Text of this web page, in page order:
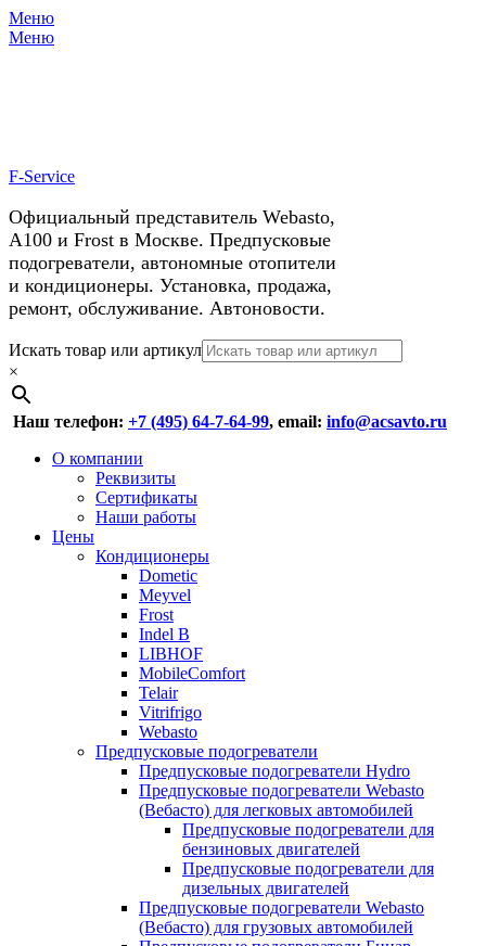
Меню
Меню
F-Service
Официальный представитель Webasto,
А100 и Frost в Москве. Предпусковые
подогреватели, автономные отопители
и кондиционеры. Установка, продажа,
ремонт, обслуживание. Автоновости.
Header
Right
Menu
Перейти
к
содержимому
Искать товар или артикул
×
Наш телефон: +7 (495) 64-7-64-99, email: info@acsavto.ru
Основное
Перейти
содержимому
О компании
Реквизиты
Сертификаты
Наши работы
Цены
Кондиционеры
Dometic
Meyvel
Frost
Indel B
LIBHOF
MobileComfort
Telair
Vitrifrigo
Webasto
Предпусковые подогреватели
Предпусковые подогреватели Hydro
Предпусковые подогреватели Webasto
(Вебасто) для легковых автомобилей
Предпусковые подогреватели для
бензиновых двигателей
Предпусковые подогреватели для
дизельных двигателей
Предпусковые подогреватели Webasto
(Вебасто) для грузовых автомобилей
У нас космические скидки на